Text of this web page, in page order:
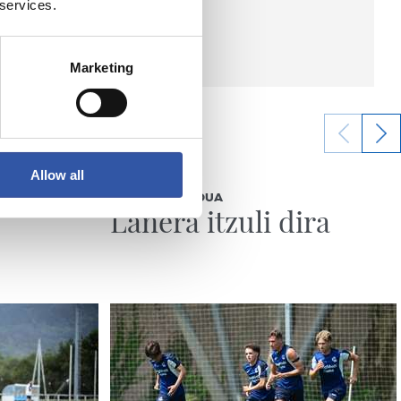
Marketing
Allow all
ENTRENAMENDUA
Lanera itzuli dira